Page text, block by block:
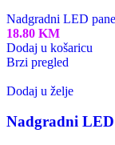
Nadgradni LED
18.80 KM
Dodaj u košaricu
Brzi pregled
Dodaj u želje
Nadgradni LED